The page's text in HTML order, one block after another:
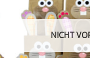
NICHT